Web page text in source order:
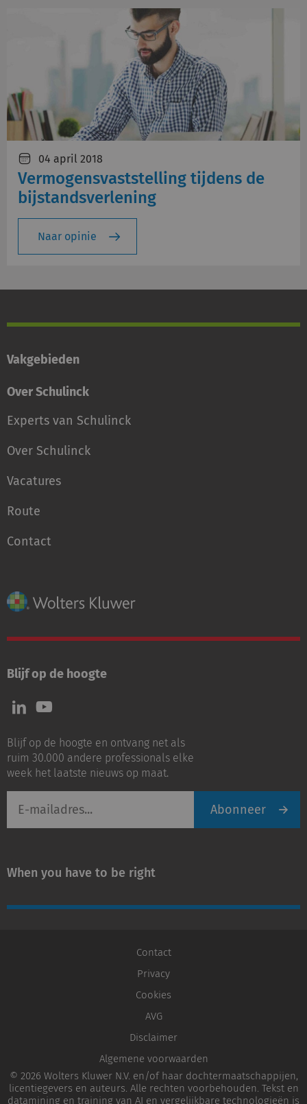
04 april 2018
Vermogensvaststelling tijdens de
bijstandsverlening
Naar opinie
Vakgebieden
Over Schulinck
Experts van Schulinck
Over Schulinck
Vacatures
Route
Contact
Blijf op de hoogte
Volg
ons
LinkedIn
Volg
ons
Youtube
Blijf op de hoogte en ontvang net als
ruim 30.000 andere professionals elke
week het laatste nieuws op maat.
mailadres
Abonneer
When you have to be right
Contact
Privacy
Cookies
AVG
Disclaimer
Algemene voorwaarden
© 2026 Wolters Kluwer N.V. en/of haar dochtermaatschappijen,
licentiegevers en auteurs. Alle rechten voorbehouden. Tekst en
datamining en training van AI en vergelijkbare technologieën is